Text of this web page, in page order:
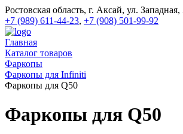
Ростовская область, г. Аксай, ул. Западная,
+7 (989) 611-44-23, +7 (908) 501-99-92
Главная
Каталог товаров
Фаркопы
Фаркопы для Infiniti
Фаркопы для Q50
Фаркопы для Q50